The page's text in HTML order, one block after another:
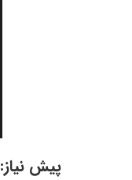
پیش نیاز: